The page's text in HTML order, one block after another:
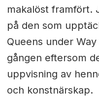
makalöst framfört.
på den som
Queens under
gången eftersom
uppvisning av
och konstnärskap.